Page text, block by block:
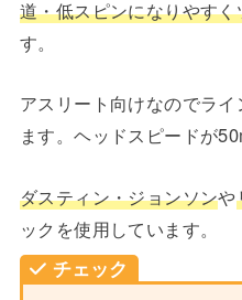
道・低スピンになりやす
す。
アスリート向けなのでラ
ます。ヘッドスピードが
ダスティン・ジョンソンや
ックを使用しています。
チェック